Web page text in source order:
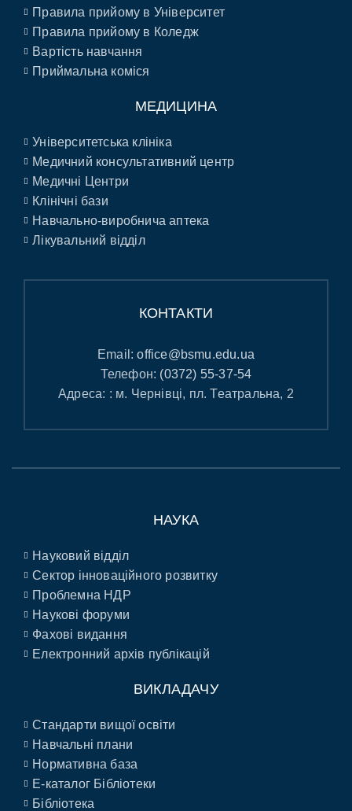
Правила прийому в Університет
Правила прийому в Коледж
Вартість навчання
Приймальна коміся
МЕДИЦИНА
Університетська клініка
Медичний консультативний центр
Медичні Центри
Клінічні бази
Навчально-виробнича аптека
Лікувальний відділ
КОНТАКТИ
Email:office@bsmu.edu.ua
Телефон: (0372) 55-37-54
Адреса: : м. Чернівці, пл. Театральна, 2
НАУКА
Науковий відділ
Сектор інноваційного розвитку
Проблемна НДР
Наукові форуми
Фахові видання
Електронний архів публікацій
ВИКЛАДАЧУ
Стандарти вищої освіти
Навчальні плани
Нормативна база
E-каталог Бібліотеки
Бібліотека